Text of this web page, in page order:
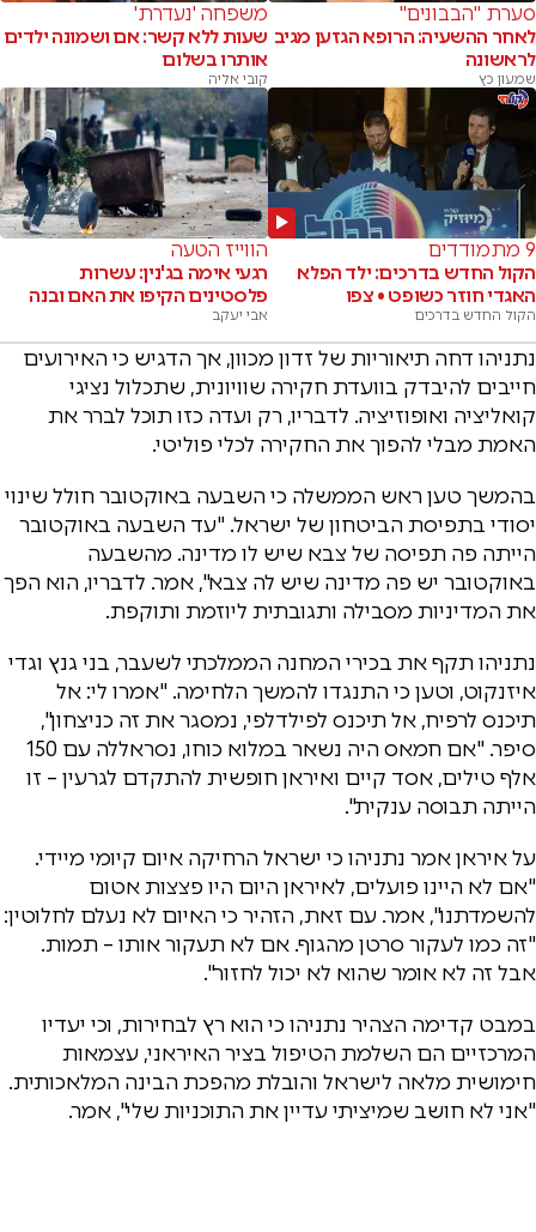
סערת "הבבונים"
לאחר ההשעיה: הרופא הגזען מגיב
לראשונה
שמעון כץ
משפחה 'נעדרת'
שעות ללא קשר: אם ושמונה ילדים
אותרו בשלום
קובי אליה
9 מתמודדים
הקול החדש בדרכים: ילד הפלא
האגדי חוזר כשופט • צפו
הקול החדש בדרכים
הווייז הטעה
רגעי אימה בג'נין: עשרות
פלסטינים הקיפו את האם ובנה
אבי יעקב
נתניהו דחה תיאוריות של זדון מכוון, אך הדגיש כי האירועים
חייבים להיבדק בוועדת חקירה שוויונית, שתכלול נציגי
קואליציה ואופוזיציה. לדבריו, רק ועדה כזו תוכל לברר את
האמת מבלי להפוך את החקירה לכלי פוליטי.
בהמשך טען ראש הממשלה כי השבעה באוקטובר חולל שינוי
יסודי בתפיסת הביטחון של ישראל. "עד השבעה באוקטובר
הייתה פה תפיסה של צבא שיש לו מדינה. מהשבעה
באוקטובר יש פה מדינה שיש לה צבא", אמר. לדבריו, הוא הפך
את המדיניות מסבילה ותגובתית ליוזמת ותוקפת.
נתניהו תקף את בכירי המחנה הממלכתי לשעבר, בני גנץ וגדי
איזנקוט, וטען כי התנגדו להמשך הלחימה. "אמרו לי: אל
תיכנס לרפיח, אל תיכנס לפילדלפי, נמסגר את זה כניצחון",
סיפר. "אם חמאס היה נשאר במלוא כוחו, נסראללה עם 150
אלף טילים, אסד קיים ואיראן חופשית להתקדם לגרעין – זו
הייתה תבוסה ענקית".
על איראן אמר נתניהו כי ישראל הרחיקה איום קיומי מיידי.
"אם לא היינו פועלים, לאיראן היום היו פצצות אטום
להשמדתנו", אמר. עם זאת, הזהיר כי האיום לא נעלם לחלוטין:
"זה כמו לעקור סרטן מהגוף. אם לא תעקור אותו – תמות.
אבל זה לא אומר שהוא לא יכול לחזור".
במבט קדימה הצהיר נתניהו כי הוא רץ לבחירות, וכי יעדיו
המרכזיים הם השלמת הטיפול בציר האיראני, עצמאות
חימושית מלאה לישראל והובלת מהפכת הבינה המלאכותית.
"אני לא חושב שמיציתי עדיין את התוכניות שלי", אמר.